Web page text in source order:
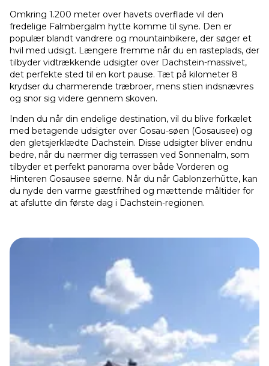
Omkring 1.200 meter over havets overflade vil den
fredelige Falmbergalm hytte komme til syne. Den er
populær blandt vandrere og mountainbikere, der søger et
hvil med udsigt. Længere fremme når du en rasteplads, der
tilbyder vidtrækkende udsigter over Dachstein-massivet,
det perfekte sted til en kort pause. Tæt på kilometer 8
krydser du charmerende træbroer, mens stien indsnævres
og snor sig videre gennem skoven.
Inden du når din endelige destination, vil du blive forkælet
med betagende udsigter over Gosau-søen (Gosausee) og
den gletsjerklædte Dachstein. Disse udsigter bliver endnu
bedre, når du nærmer dig terrassen ved Sonnenalm, som
tilbyder et perfekt panorama over både Vorderen og
Hinteren Gosausee søerne. Når du når Gablonzerhütte, kan
du nyde den varme gæstfrihed og mættende måltider for
at afslutte din første dag i Dachstein-regionen.